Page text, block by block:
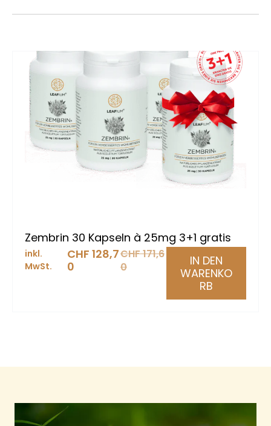
Zembrin 30 Kapseln à 25mg 3+1 gratis
CHF171,6
0
CHF 128,7
0
inkl.
MwSt.
IN DEN
WARENKO
RB